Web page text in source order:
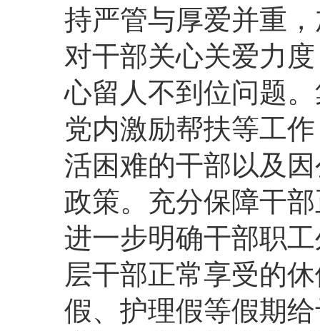
持严管与厚爱并重
对干部关心关爱力
心留人不到位问题
党内激励帮扶等工
活困难的干部以及
政策。充分保障干
进一步明确干部职
层干部正常享受的
假、护理假等假期